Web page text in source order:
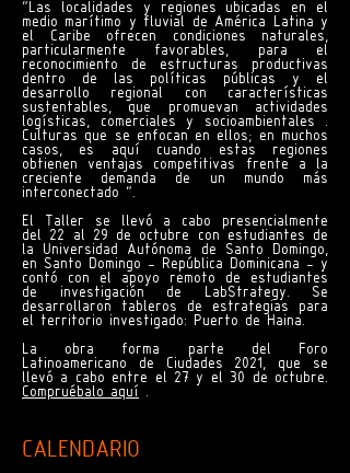
“Las localidades y regiones ubicadas en el
medio marítimo y fluvial de América Latina y
el Caribe ofrecen condiciones naturales,
particularmente favorables, para el
reconocimiento de estructuras productivas
dentro de las políticas públicas y el
desarrollo regional con características
sustentables, que promuevan actividades
logísticas, comerciales y socioambientales .
Culturas que se enfocan en ellos; en muchos
casos, es aquí cuando estas regiones
obtienen ventajas competitivas frente a la
creciente demanda de un mundo más
interconectado ".
El Taller se llevó a cabo presencialmente
del 22 al 29 de octubre con estudiantes de
la Universidad Autónoma de Santo Domingo,
en Santo Domingo - República Dominicana - y
contó con el apoyo remoto de estudiantes
de investigación de LabStrategy. Se
desarrollaron tableros de estrategias para
el territorio investigado: Puerto de Haina.
La obra forma parte del Foro
Latinoamericano de Ciudades 2021, que se
llevó a cabo entre el 27 y el 30 de octubre.
Compruébalo aquí
.
CALENDARIO